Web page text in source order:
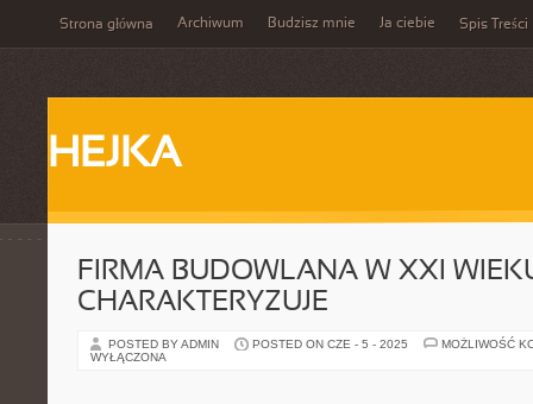
Strona główna Archiwum Budzisz mnie Ja ciebie Spis Treści
HEJKA
FIRMA BUDOWLANA W XXI
CHARAKTERYZUJE
POSTED BY ADMIN POSTED ON CZE - 5 - 2025
MOŻLIWOŚĆ
WYŁĄCZONA